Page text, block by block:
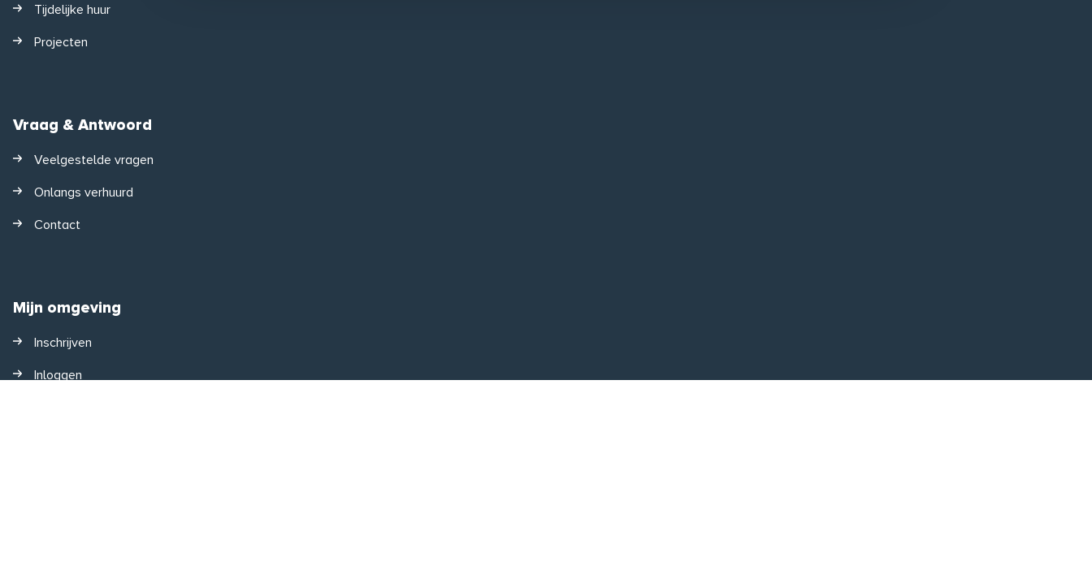
Tijdelijke huur
Projecten
Vraag & Antwoord
Veelgestelde vragen
Onlangs verhuurd
Contact
Mijn omgeving
Inschrijven
Inloggen